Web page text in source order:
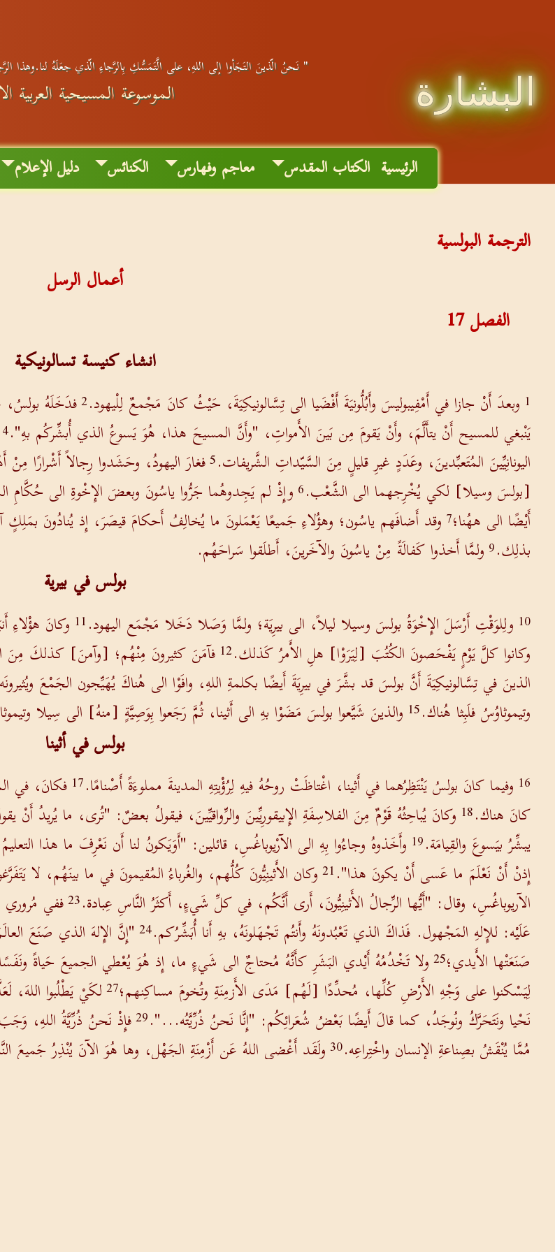
البشارة
" نَحنُ الّذينَ التَجَأوا إلى اللهِ، على الَّتَمَسُّكِ بِالرَّجاءِ الّذي جعَلَهُ لنا.وهذا
الموسوعة المسيحية العربية
الرئيسية الكتاب المقدس معاجم وفهارس الكنائس دليل الإعلام
الترجمة البولسية
أعمال الرسل
الفصل17
انشاء كنيسة تسالونيكية
1 وبعدَ أَنْ جازا في أَمْفِيبوليسَ وأَبُلُّونيَةَ أَفْضَيا الى تِسَّالونيكِيَةَ، حَيْثُ كانَ مَجْمعٌ لِلْيهود.2فدَخَلَهُ
يَنْبغي للمسيح أَنْ يتأَلَّمَ، وأَنْ يَقومَ مِن بَينَ الأَمواتِ، "وأَنَّ المسيحَ هذا، هُوَ يَسوعُ الذي أُبشِّركُم بهِ".4
اليونانِيِّينَ المُتَعبِّدينَ، وعَدَدٍ غيرِ قليلٍ مِنَ السَّيّداتِ الشَّريفات.5فغارَ اليهودُ، وحَشَدوا رِجالاً أَشْرارًا مِنْ
[بولسَ وسيلا] لكي يُخْرِجهما الى الشَّعْب.6 وإِذْ لم يَجِدوهُما جَرُّوا ياسُونَ وبعضَ الإِخْوةِ الى حُكَّامِ
أَيْضًا الى ههُنا؛7 وقد أَضافَهم ياسُون؛ وهؤُلاءِ جَميعًا يَعْمَلونَ ما يُخالِفُ أَحكامَ قيصَرَ، إِذ يُنادُونَ
بذلِك.9 ولمَّا أَخذوا كَفالَةً مِنْ ياسُونَ والآخَرينَ، أَطلَقوا سَراحَهُم.
بولس في بيرية
10 ولِلوَقْتِ أَرْسَلَ الإِخْوَةُ بولسَ وسيلا ليلاً، الى بيرِيَة؛ ولمَّا وَصَلا دَخَلا مَجْمَع اليهود.11 وكانَ هؤْلاءِ
وكانوا كلَّ يَوْمٍ يَفْحَصونَ الكُتُبَ [لِيَرَوْا] هلِ الأَمرُ كَذلك.12 فآمَنَ كثيرونَ مِنْهُم؛ [وآمنَ] كذلكَ مِنَ
الذينَ في تِسَّالونيكِيَةَ أَنَّ بولسَ قد بشَّرَ في بيرِيَةَ أَيضًا بكلمةِ اللهِ، وافَوْا الى هُناكَ يُهَيِّجون الجَمْعَ
وتيموثاوُسُ فلَبِثا هُناك.15 والذينَ شَيَّعوا بولسَ مَضَوْا بهِ الى أَثينا، ثُمَّ رَجَعوا بِوَصِيَّةٍ [منهُ] الى سِيلا
بولس في أثينا
16 وفيما كانَ بولسُ يَنْتَظِرُهما في أَثينا، اغْتاظَتْ روحُهُ فيهِ لِرُؤْيتِهِ المدينةَ مملوءَةً أَصْنامًا.17 فكانَ، في
كانَ هناك.18 وكانَ يُباحِثُهُ قَوْمٌ مِنَ الفلاسِفَةِ الإِبيقورِيِّينَ والرِّواقيِّينَ، فيقولُ بعضٌ: "تُرى، ما يُريدُ
يبشِّرُ بيَسوعَ والقِيامَة.19 وأَخَذوهُ وجاءُوا بِهِ الى الآرْيوباغُسِ، قائلين: "أَوَيَكونُ لنا أَن نَعْرِفَ ما هذا
إِذنْ أَنْ نَعْلَمَ ما عَسى أَنْ يكونَ هذا".21وكان الأَثينِيُّونَ كُلُّهم، والغُرباءُ المُقيمونَ في ما بينَهُم، لا
الآريوباغُسِ، وقال: "أَيُّها الرِّجالُ الأَثينِيُّونَ، أَرى أَنَّكُم، في كلِّ شَيءٍ، أَكثَرُ النَّاسِ عِبادة.23ففي
عَلَيْه: للإِلهِ المَجْهول. فَذاكَ الذي تَعْبُدونَهُ وأَنتُم تَجْهَلونَهُ، بهِ أَنا أُبَشِّرُكم.24 "إِنَّ الإِلهَ الذي صَنَعَ
صَنَعَتْها الأَيدي؛25ولا تَخْدُمُهُ أَيْدي البَشَرِ كأَنَّهُ مُحتاجٌ الى شَيءٍ ما، إِذ هُوَ يُعْطي الجميعَ حَياةً
لِيَسْكنوا على وَجْهِ الأَرْضِ كُلِّها، مُحدِّدًا [لَهُم] مَدَى الأَزمِنَةِ وتُخومَ مساكِنهم؛27لكَيْ يَطْلُبوا
نَحْيا ونَتَحَرَّكُ ونُوجَدُ، كما قالَ أَيضًا بَعْضُ شُعَرائِكُم: "إِنَّا نَحنُ ذُرِّيَّتُه...".29فإِذْ نَحنُ ذُرِّيَّةُ اللهِ،
مُمَّا يُنْقَشُ بصِناعةِ الإِنسانِ واخْتِراعِه.30 ولَقَد أَغْضى اللهُ عَن أَزْمِنَةِ الجَهْلِ، وها هُوَ الآنَ يُنْذِرُ جَميعَ